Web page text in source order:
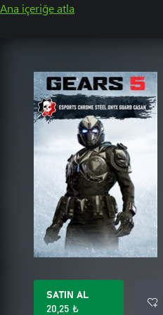
Ana içeriğe atla
SATIN AL
20,25 ₺